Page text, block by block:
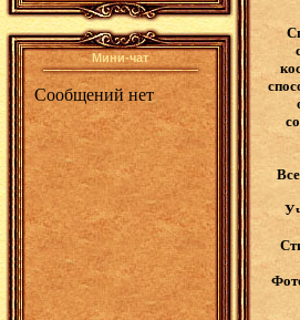
Мини-чат